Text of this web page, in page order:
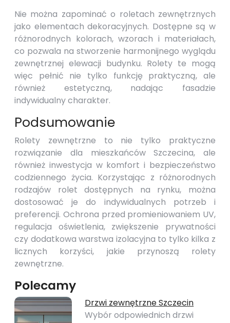
Nie można zapominać o roletach zewnętrznych
jako elementach dekoracyjnych. Dostępne są w
różnorodnych kolorach, wzorach i materiałach,
co pozwala na stworzenie harmonijnego wyglądu
zewnętrznej elewacji budynku. Rolety te mogą
więc pełnić nie tylko funkcję praktyczną, ale
również estetyczną, nadając fasadzie
indywidualny charakter.
Podsumowanie
Rolety zewnętrzne to nie tylko praktyczne
rozwiązanie dla mieszkańców Szczecina, ale
również inwestycja w komfort i bezpieczeństwo
codziennego życia. Korzystając z różnorodnych
rodzajów rolet dostępnych na rynku, można
dostosować je do indywidualnych potrzeb i
preferencji. Ochrona przed promieniowaniem UV,
regulacja oświetlenia, zwiększenie prywatności
czy dodatkowa warstwa izolacyjna to tylko kilka z
licznych korzyści, jakie przynoszą rolety
zewnętrzne.
Polecamy
Drzwi zewnętrzne Szczecin
Wybór odpowiednich drzwi